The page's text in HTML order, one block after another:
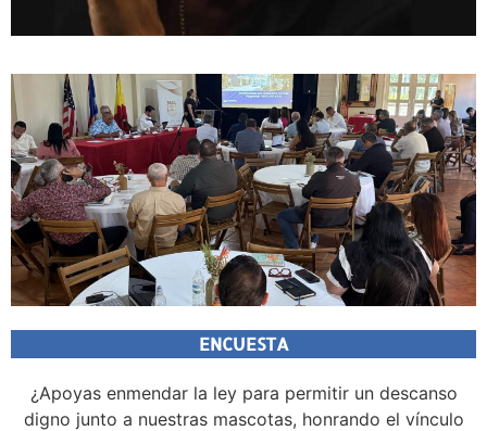
ENCUESTA
¿Apoyas enmendar la ley para permitir un descanso
digno junto a nuestras mascotas, honrando el vínculo